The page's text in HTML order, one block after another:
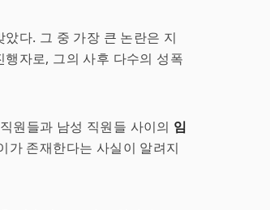
다. 그 중 가장 큰 논란은 지
자로, 그의 사후 다수의 성폭
원들과 남성 직원들 사이의 임
가 존재한다는 사실이 알려지